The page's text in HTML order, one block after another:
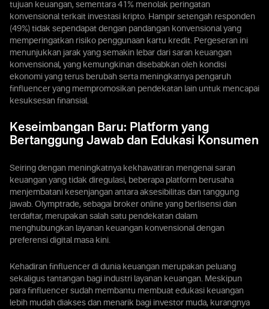
tujuan keuangan, sementara 41% menolak peringatan
konvensional terkait investasi kripto. Hampir setengah responden
(49%) tidak sependapat dengan pandangan konvensional yang
memperingatkan risiko penggunaan kartu kredit. Pergeseran ini
menunjukkan jarak yang semakin lebar dari saran keuangan
konvensional, yang kemungkinan disebabkan oleh kondisi
ekonomi yang terus berubah serta meningkatnya pengaruh
finfluencer yang mempromosikan pendekatan lain untuk mencapai
kesuksesan finansial.
Keseimbangan Baru: Platform yang
Bertanggung Jawab dan Edukasi Konsumen
Seiring dengan meningkatnya kekhawatiran mengenai saran
keuangan yang tidak diregulasi, beberapa platform berusaha
menjembatani kesenjangan antara aksesibilitas dan tanggung
jawab. Olymptrade, sebagai broker online yang berlisensi dan
terdaftar, merupakan salah satu pendekatan dalam
menghubungkan layanan keuangan konvensional dengan
preferensi digital masa kini.
Kehadiran finfluencer di dunia keuangan merupakan peluang
sekaligus tantangan bagi industri layanan keuangan. Meskipun
para finfluencer sudah membantu membuat edukasi keuangan
lebih mudah diakses dan menarik bagi investor muda, kurangnya